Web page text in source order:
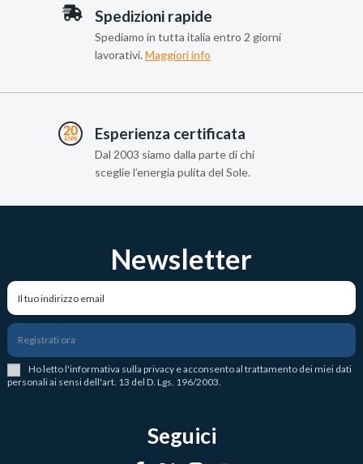
Spedizioni rapide
Spediamo in tutta italia entro 2 giorni
lavorativi. Maggiori info
Esperienza certificata
Dal 2003 siamo dalla parte di chi
sceglie l’energia pulita del Sole.
Newsletter
Registrati ora
Ho letto l'informativa sulla privacy e acconsento al trattamento dei miei dati
personali ai sensi dell'art. 13 del D. Lgs. 196/2003.
Seguici